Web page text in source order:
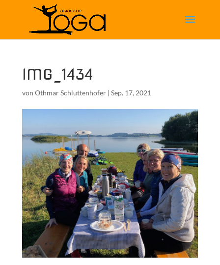
IMG_1434
von Othmar Schluttenhofer| Sep. 17, 2021